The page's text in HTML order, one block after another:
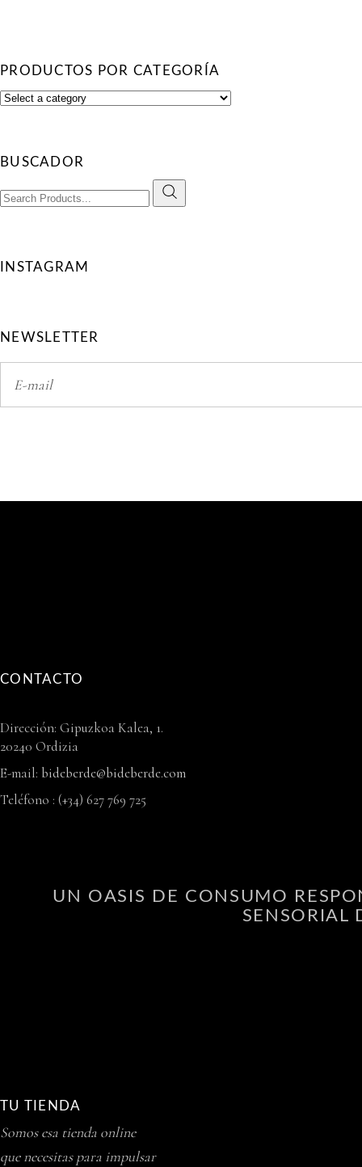
PRODUCTOS POR CATEGORÍA
BUSCADOR
Search
for:
INSTAGRAM
NEWSLETTER
CONTACTO
Dirección: Gipuzkoa Kalea, 1.
20240 Ordizia
E-mail: bideberde@bideberde.com
Teléfono : (+34) 627 769 725
UN OASIS DE CONSUMO
SENSORIAL
TU TIENDA
Somos esa tienda online
que necesitas para impulsar